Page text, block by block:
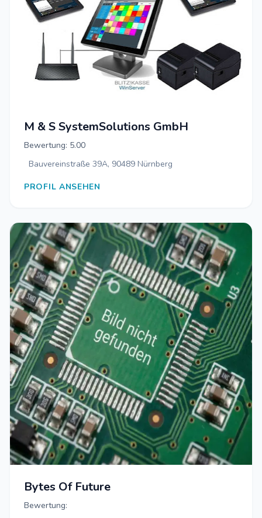
M & S SystemSolutions GmbH
Bewertung: 5.00
Bauvereinstraße 39A, 90489 Nürnberg
PROFIL ANSEHEN
Bytes Of Future
Bewertung: